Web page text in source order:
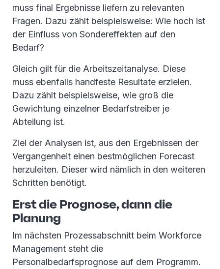
muss final Ergebnisse liefern zu relevanten
Fragen. Dazu zählt beispielsweise: Wie hoch ist
der Einfluss von Sondereffekten auf den
Bedarf?
Gleich gilt für die Arbeitszeitanalyse. Diese
muss ebenfalls handfeste Resultate erzielen.
Dazu zählt beispielsweise, wie groß die
Gewichtung einzelner Bedarfstreiber je
Abteilung ist.
Ziel der Analysen ist, aus den Ergebnissen der
Vergangenheit einen bestmöglichen Forecast
herzuleiten. Dieser wird nämlich in den weiteren
Schritten benötigt.
Erst die Prognose, dann die
Planung
Im nächsten Prozessabschnitt beim Workforce
Management steht die
Personalbedarfsprognose auf dem Programm.